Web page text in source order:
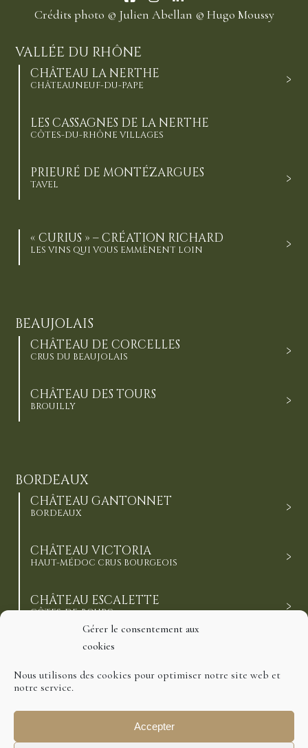
Gérer le consentement aux
cookies
Nous utilisons des cookies pour optimiser notre site web et
notre service.
Accepter
Crédits photo © Julien Abellan © Hugo Moussy
VALLÉE DU RHÔNE
CHÂTEAU LA NERTHE
CHÂTEAUNEUF-DU-PAPE
LES CASSAGNES DE LA NERTHE
CÔTES-DU-RHÔNE VILLAGES
PRIEURÉ DE MONTÉZARGUES
TAVEL
« CURIUS » – CRÉATION RICHARD
LES VINS QUI VOUS EMMÈNENT LOIN
BEAUJOLAIS
CHÂTEAU DE CORCELLES
CRUS DU BEAUJOLAIS
CHÂTEAU DES TOURS
BROUILLY
BORDEAUX
CHÂTEAU GANTONNET
BORDEAUX
CHÂTEAU VICTORIA
HAUT-MÉDOC CRUS BOURGEOIS
CHÂTEAU ESCALETTE
CÔTES-DE-BOURG
CHÂTEAU DE BARBE
Ⓒ 2021 Domaines Richard, tous droits réservés